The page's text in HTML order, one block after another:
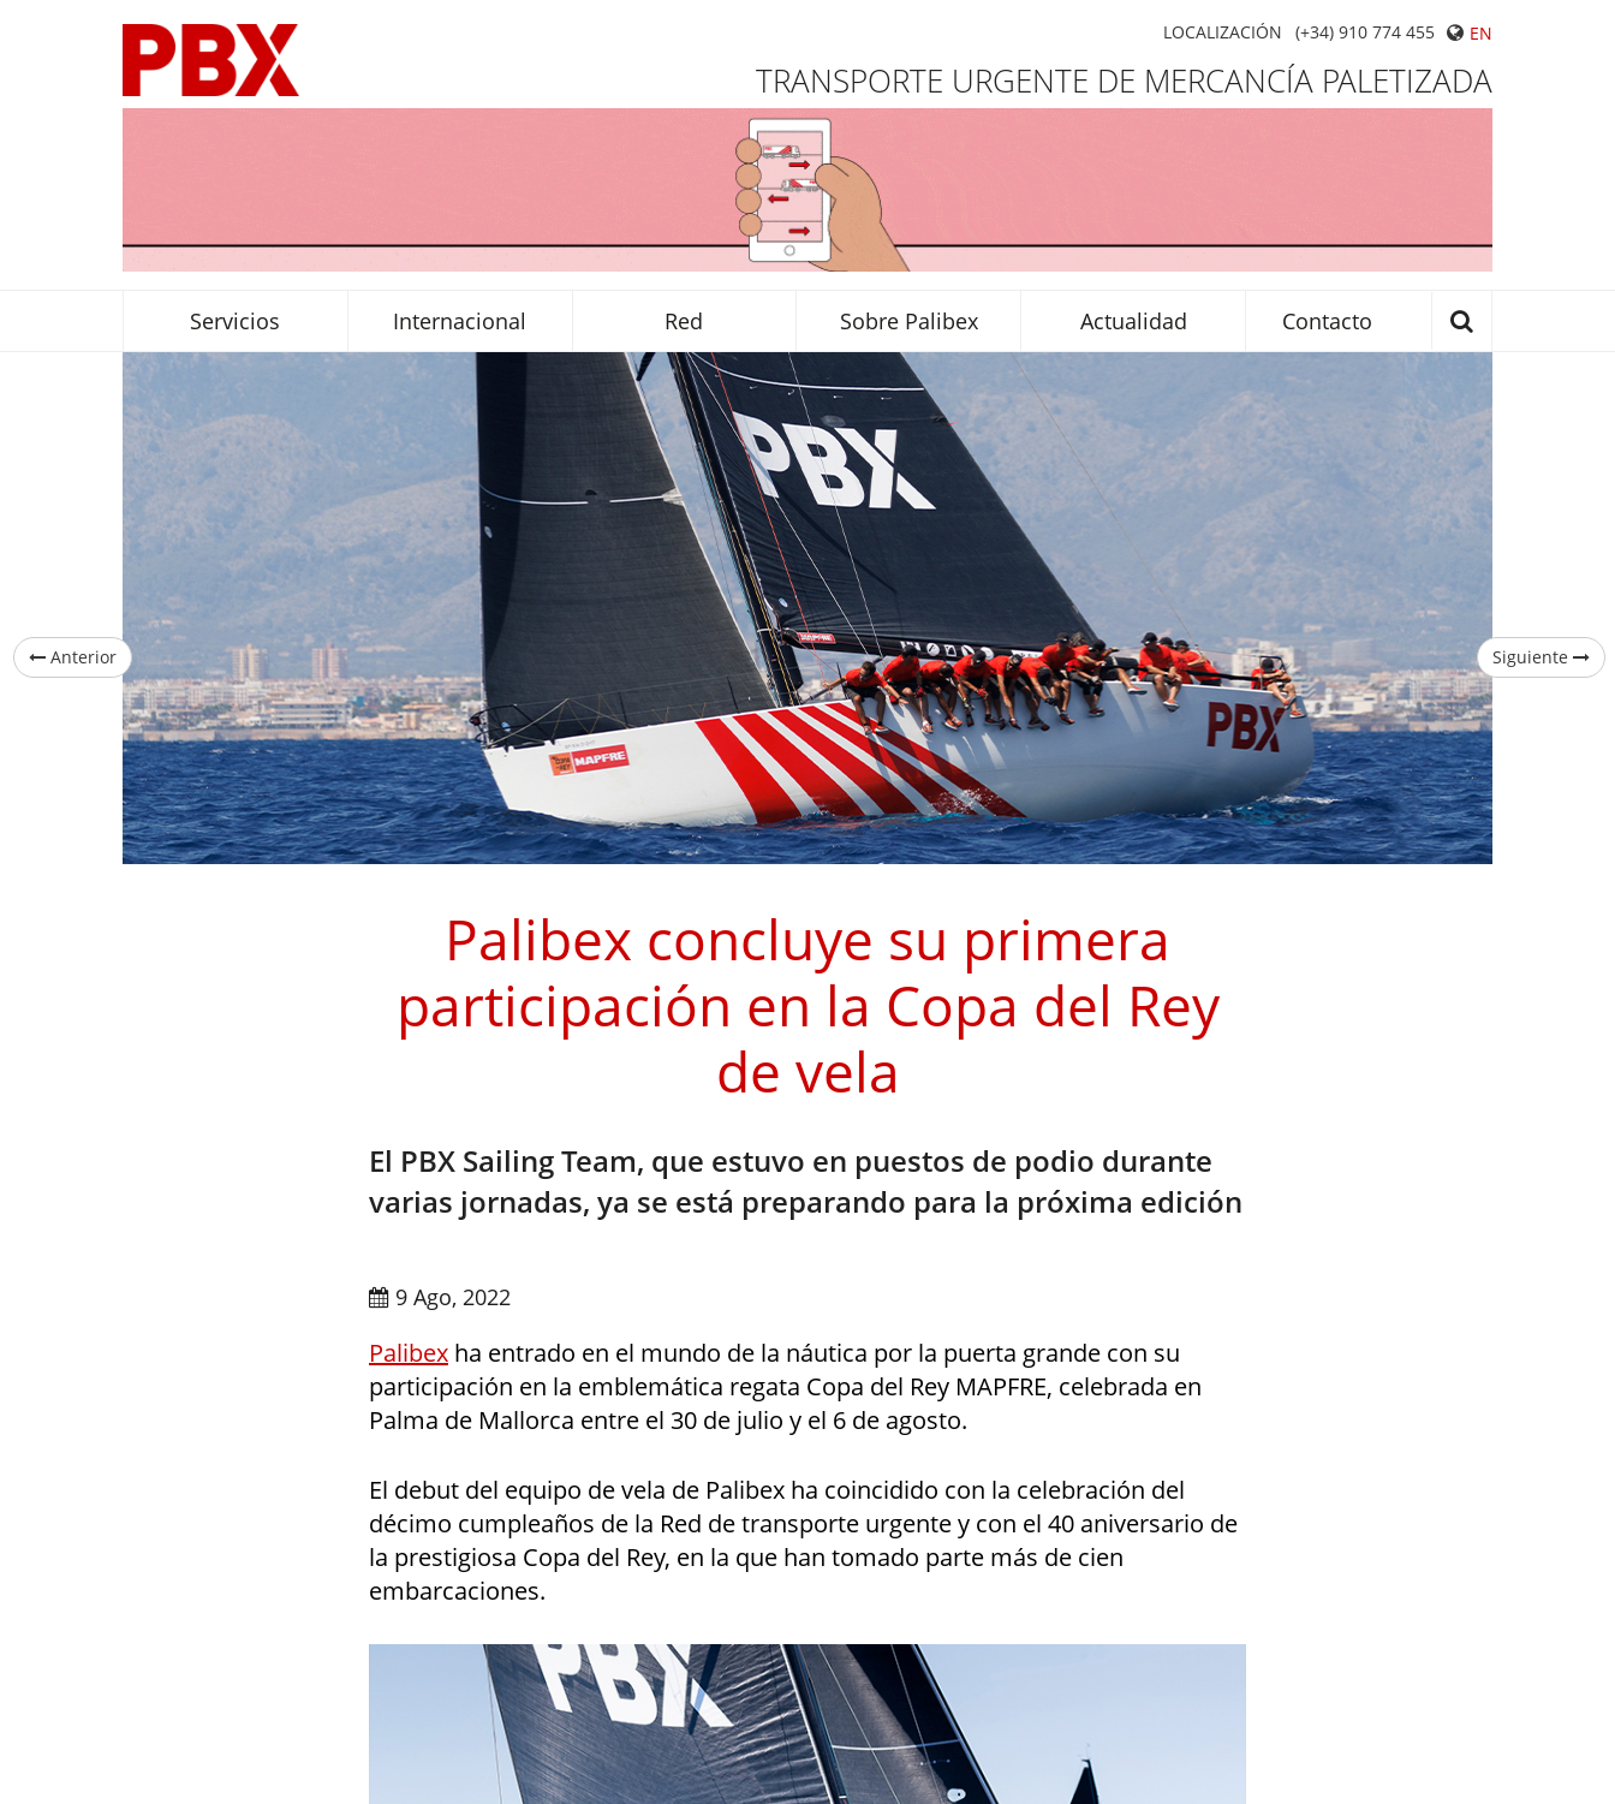
LOCALIZACIÓN (+34) 910 774 455 EN
TRANSPORTE URGENTE DE MERCANCÍA PALETIZADA
Servicios Internacional Red Sobre Palibex Actualidad Contacto
Palibex concluye su primera
participación en la Copa del Rey
de vela
El PBX Sailing Team, que estuvo en puestos de podio durante
varias jornadas, ya se está preparando para la próxima edición
9 Ago, 2022
Palibex ha entrado en el mundo de la náutica por la puerta grande con su
participación en la emblemática regata Copa del Rey MAPFRE, celebrada en
Palma de Mallorca entre el 30 de julio y el 6 de agosto.
El debut del equipo de vela de Palibex ha coincidido con la celebración del
décimo cumpleaños de la Red de transporte urgente y con el 40 aniversario de
la prestigiosa Copa del Rey, en la que han tomado parte más de cien
embarcaciones.
Anterior Siguiente